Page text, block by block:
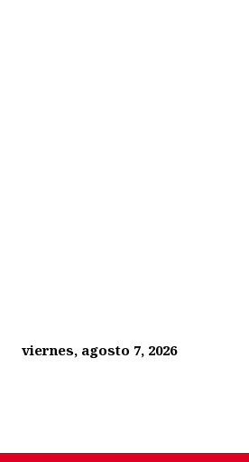
viernes, agosto 7, 2026